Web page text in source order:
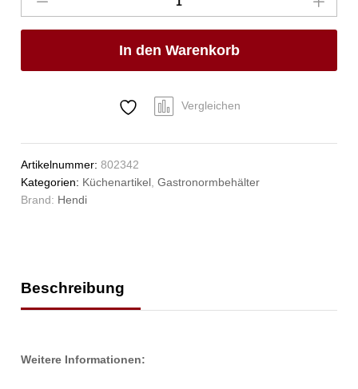
2/3
perforiert,
Profi
3L,
(H)40mm
Anzahl
In den Warenkorb
Vergleichen
Artikelnummer:802342
Kategorien: Küchenartikel,Gastronormbehälter
Brand: Hendi
Beschreibung
Weitere Informationen: